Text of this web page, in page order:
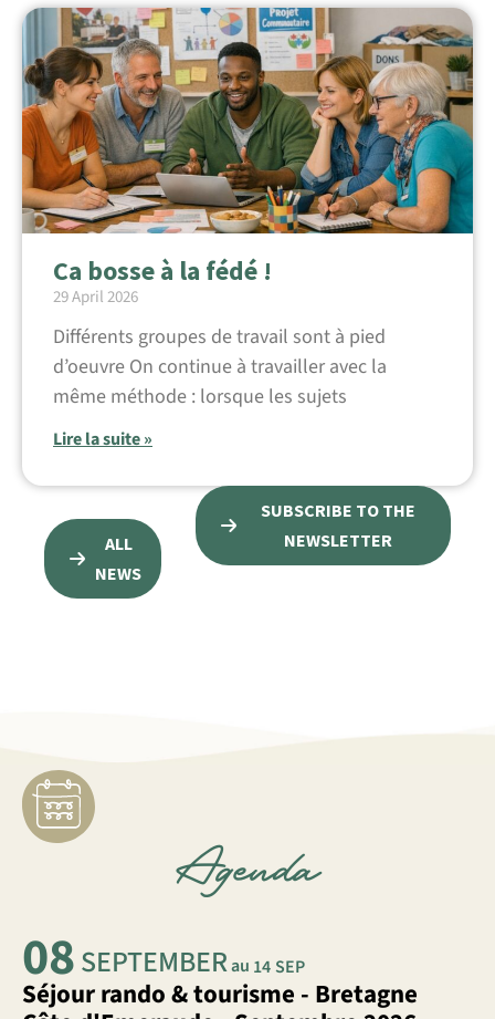
Ca bosse à la fédé !
29 April 2026
Différents groupes de travail sont à pied
d’oeuvre On continue à travailler avec la
même méthode : lorsque les sujets
Lire la suite »
ALL
NEWS
SUBSCRIBE TO THE
NEWSLETTER
Agenda
08SEPTEMBERau 14SEP
Séjour rando & tourisme - Bretagne